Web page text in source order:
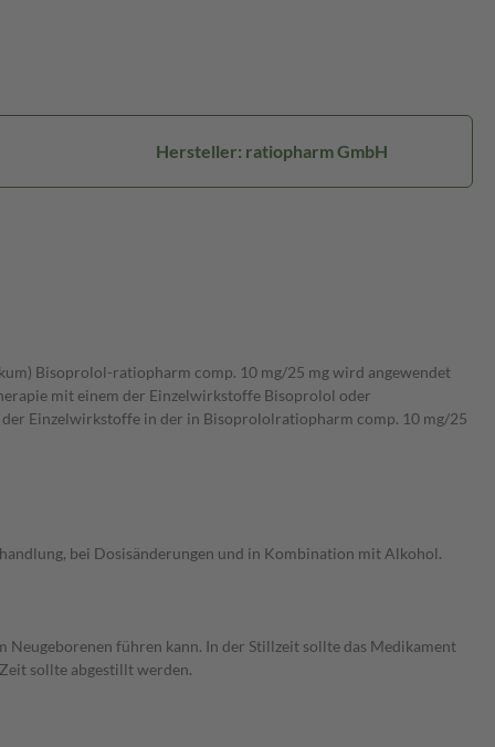
Hersteller: ratiopharm GmbH
Bisoprolol-ratiopharm comp. 10 mg/25 mg wird angewendet
mit einem der Einzelwirkstoffe Bisoprolol oder
Einzelwirkstoffe in der in Bisoprololratiopharm comp. 10 mg/25
bei Dosisänderungen und in Kombination mit Alkohol.
führen kann. In der Stillzeit sollte das Medikament
sollte abgestillt werden.